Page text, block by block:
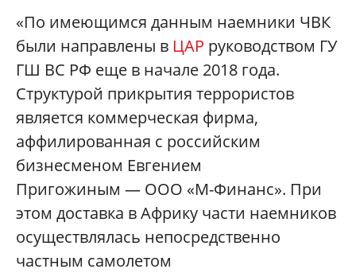
«По имеющимся данным наемники ЧВК
были направлены в ЦАР руководством ГУ
ГШ ВС РФ еще в начале 2018 года.
Структурой прикрытия террористов
является коммерческая фирма,
аффилированная с российским
бизнесменом Евгением
Пригожиным — ООО «М-Финанс». При
этом доставка в Африку части наемников
осуществлялась непосредственно
частным самолетом